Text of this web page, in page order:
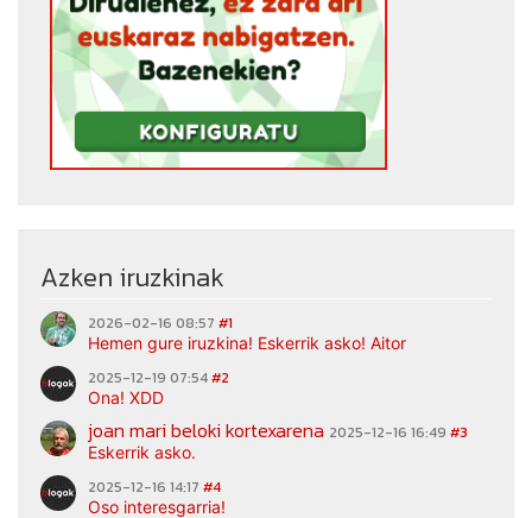
Azken iruzkinak
2026-02-16 08:57 #1
Hemen gure iruzkina! Eskerrik asko! Aitor
2025-12-19 07:54#2
Ona! XDD
joan mari beloki kortexarena 2025-12-16 16:49 #3
Eskerrik asko.
2025-12-16 14:17 #4
Oso interesgarria!